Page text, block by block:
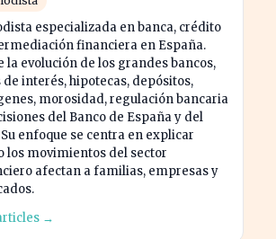
especializada en banca, crédito
financiera en España.
la evolución de los grandes bancos,
de interés, hipotecas, depósitos,
morosidad, regulación bancaria
del Banco de España y del
Su enfoque se centra en explicar
los movimientos del sector
afectan a familias, empresas y
→